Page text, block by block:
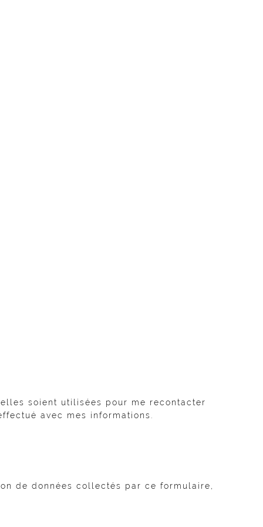
soient utilisées pour me recontacter
avec mes informations.
de données collectés par ce formulaire,